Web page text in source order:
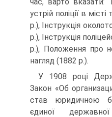
устрій поліції в
р.), Інструкція
р.), Інструкція
р.), Положення про
нагляд (1882 р.).
У 1908 році
Закон «Об
став юридичною
єдиної